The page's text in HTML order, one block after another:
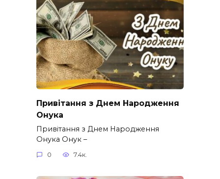
Привітання з Днем Народження
Онука
Привітання з Днем Народження
Онука Онук –
0 7.4к.